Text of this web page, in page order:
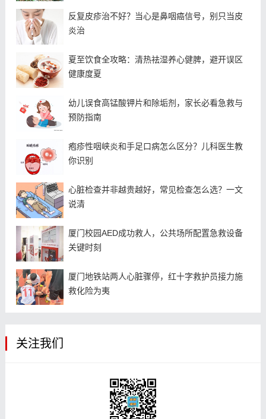
反复皮疹治不好？当心是鼻咽癌信号，别只当皮
炎治
夏至饮食全攻略：清热祛湿养心健脾，避开误区
健康度夏
幼儿误食高锰酸钾片和除垢剂，家长必看急救与
预防指南
疱疹性咽峡炎和手足口病怎么区分？儿科医生教
你识别
心脏检查并非越贵越好，常见检查怎么选？一文
说清
厦门校园AED成功救人，公共场所配置急救设备
关键时刻
厦门地铁站两人心脏骤停，红十字救护员接力施
救化险为夷
关注我们